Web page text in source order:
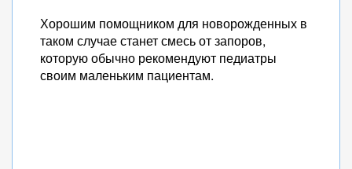
Хорошим помощником для новорожденных в
таком случае станет смесь от запоров,
которую обычно рекомендуют педиатры
своим маленьким пациентам.